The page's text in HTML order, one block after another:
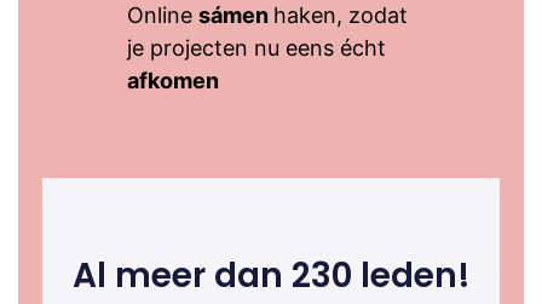
Onlinesámen haken, zodat
je projecten nu eens écht
afkomen
Al meer dan 230 leden!